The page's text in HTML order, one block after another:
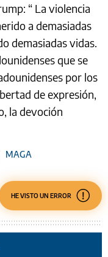
“ La violencia
a demasiadas
demasiadas vidas.
que se
por los
de expresión,
la devoción
MAGA
HE VISTO UN ERROR